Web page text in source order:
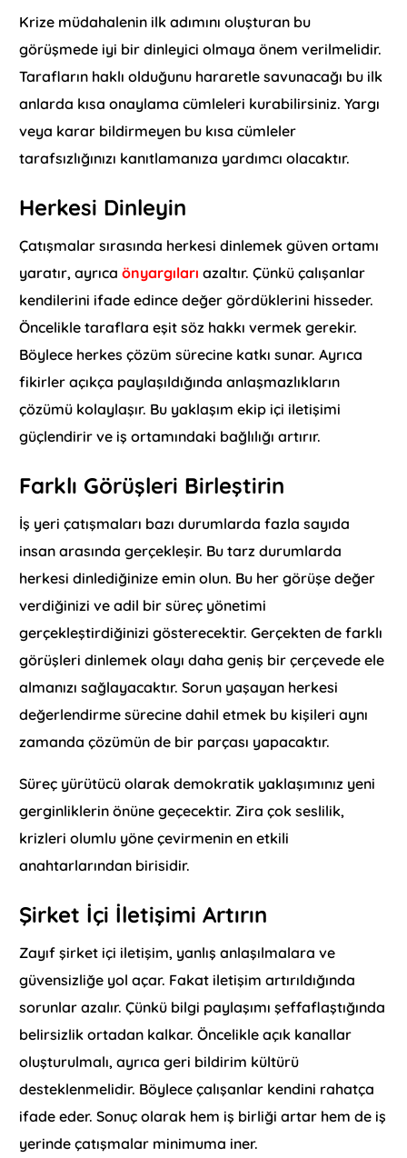
Krize müdahalenin ilk adımını oluşturan bu
görüşmede iyi bir dinleyici olmaya önem verilmelidir.
Tarafların haklı olduğunu hararetle savunacağı bu ilk
anlarda kısa onaylama cümleleri kurabilirsiniz. Yargı
veya karar bildirmeyen bu kısa cümleler
tarafsızlığınızı kanıtlamanıza yardımcı olacaktır.
Herkesi Dinleyin
Çatışmalar sırasında herkesi dinlemek güven ortamı
yaratır, ayrıcaönyargılarıazaltır. Çünkü çalışanlar
kendilerini ifade edince değer gördüklerini hisseder.
Öncelikle taraflara eşit söz hakkı vermek gerekir.
Böylece herkes çözüm sürecine katkı sunar. Ayrıca
fikirler açıkça paylaşıldığında anlaşmazlıkların
çözümü kolaylaşır. Bu yaklaşım ekip içi iletişimi
güçlendirir ve iş ortamındaki bağlılığı artırır.
Farklı Görüşleri Birleştirin
İş yeri çatışmaları bazı durumlarda fazla sayıda
insan arasında gerçekleşir. Bu tarz durumlarda
herkesi dinlediğinize emin olun. Bu her görüşe değer
verdiğinizi ve adil bir süreç yönetimi
gerçekleştirdiğinizi gösterecektir. Gerçekten de farklı
görüşleri dinlemek olayı daha geniş bir çerçevede ele
almanızı sağlayacaktır. Sorun yaşayan herkesi
değerlendirme sürecine dahil etmek bu kişileri aynı
zamanda çözümün de bir parçası yapacaktır.
Süreç yürütücü olarak demokratik yaklaşımınız yeni
gerginliklerin önüne geçecektir. Zira çok seslilik,
krizleri olumlu yöne çevirmenin en etkili
anahtarlarından birisidir.
Şirket İçi İletişimi Artırın
Zayıf şirket içi iletişim, yanlış anlaşılmalara ve
güvensizliğe yol açar. Fakat iletişim artırıldığında
sorunlar azalır. Çünkü bilgi paylaşımı şeffaflaştığında
belirsizlik ortadan kalkar. Öncelikle açık kanallar
oluşturulmalı, ayrıca geri bildirim kültürü
desteklenmelidir. Böylece çalışanlar kendini rahatça
ifade eder. Sonuç olarak hem iş birliği artar hem de iş
yerinde çatışmalar minimuma iner.